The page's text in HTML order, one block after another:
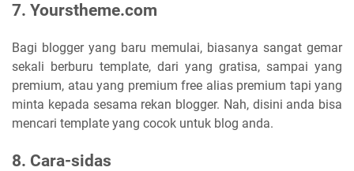
7. Yourstheme.com
Bagi blogger yang baru memulai, biasanya sangat gemar
sekali berburu template, dari yang gratisa, sampai yang
premium, atau yang premium free alias premium tapi yang
minta kepada sesama rekan blogger. Nah, disini anda bisa
mencari template yang cocok untuk blog anda.
8. Cara-sidas